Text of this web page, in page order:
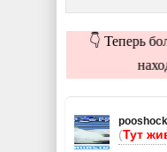
👇 Теперь
pooshock
(Тут